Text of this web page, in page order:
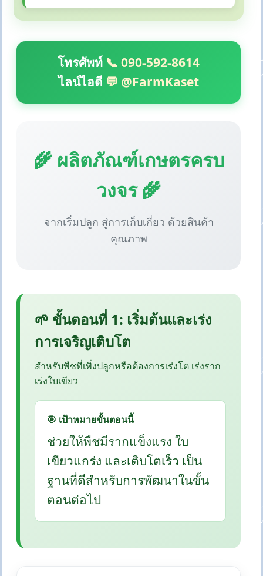
โทรศัพท์ 📞 090-592-8614
ไลน์ไอดี 💬 @FarmKaset
🌾 ผลิตภัณฑ์เกษตรครบ
วงจร 🌾
จากเริ่มปลูก สู่การเก็บเกี่ยว ด้วยสินค้า
คุณภาพ
🌱 ขั้นตอนที่ 1: เริ่มต้นและเร่ง
การเจริญเติบโต
สำหรับพืชที่เพิ่งปลูกหรือต้องการเร่งโต เร่งราก
เร่งใบเขียว
🎯 เป้าหมายขั้นตอนนี้
ช่วยให้พืชมีรากแข็งแรง ใบ
เขียวแกร่ง และเติบโตเร็ว เป็น
ฐานที่ดีสำหรับการพัฒนาในขั้น
ตอนต่อไป